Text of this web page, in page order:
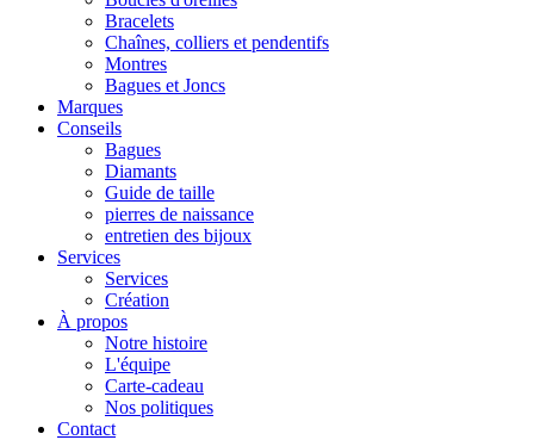
Bracelets
Chaînes, colliers et pendentifs
Montres
Bagues et Joncs
Marques
Conseils
Bagues
Diamants
Guide de taille
pierres de naissance
entretien des bijoux
Services
Services
Création
À propos
Notre histoire
L'équipe
Carte-cadeau
Nos politiques
Contact